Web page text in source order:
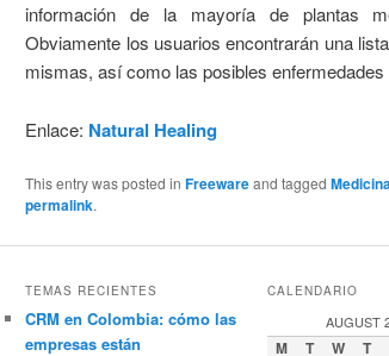
información de la mayoría de plantas
Obviamente los usuarios encontrarán una
mismas, así como las posibles enfermedades
Enlace: Natural Healing
This entry was posted inFreewareand tagged
permalink.
TEMAS RECIENTES
CRM en Colombia: cómo las
empresas están
CALENDARIO
AUGUST
M T W T